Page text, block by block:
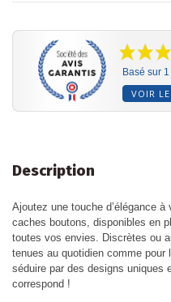
Basé sur
VOIR
Description
Ajoutez une touche d’élégance
caches boutons, disponibles en
toutes vos envies. Discrètes ou
tenues au quotidien comme
séduire par des designs uniques
correspond !